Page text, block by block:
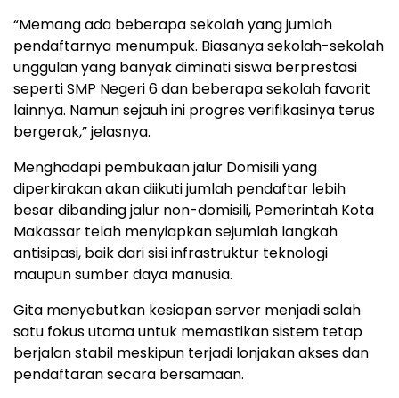
“Memang ada beberapa sekolah yang jumlah
pendaftarnya menumpuk. Biasanya sekolah-sekolah
unggulan yang banyak diminati siswa berprestasi
seperti SMP Negeri 6 dan beberapa sekolah favorit
lainnya. Namun sejauh ini progres verifikasinya terus
bergerak,” jelasnya.
Menghadapi pembukaan jalur Domisili yang
diperkirakan akan diikuti jumlah pendaftar lebih
besar dibanding jalur non-domisili, Pemerintah Kota
Makassar telah menyiapkan sejumlah langkah
antisipasi, baik dari sisi infrastruktur teknologi
maupun sumber daya manusia.
Gita menyebutkan kesiapan server menjadi salah
satu fokus utama untuk memastikan sistem tetap
berjalan stabil meskipun terjadi lonjakan akses dan
pendaftaran secara bersamaan.